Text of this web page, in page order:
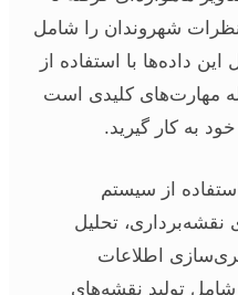
نظرات شهروندان را شامل
داده‌ها با استفاده از
مهارت‌های کلیدی است
به کار گیرید.
استفاده از سیستم
نقشه‌برداری، تحلیل
اطلاعات
تولید نقشه‌های